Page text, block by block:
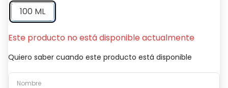
100 ML
Este producto no está disponible actualmente
Quiero saber cuando este producto está disponible